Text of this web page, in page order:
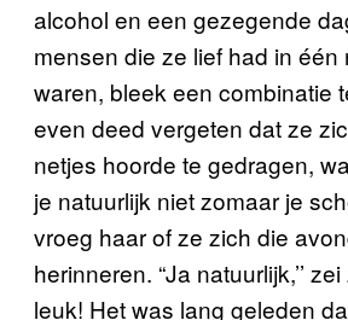
alcohol en een gezegende
mensen die ze lief had in één
waren, bleek een combinatie
even deed vergeten dat ze
netjes hoorde te gedragen,
je natuurlijk niet zomaar je
vroeg haar of ze zich die
herinneren. “Ja natuurlijk,’’ zei
leuk! Het was lang geleden